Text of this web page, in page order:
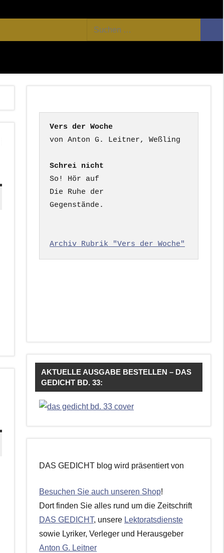
Suchen
nach:
Vers der Woche
Schrei nicht
So! Hör auf
Die Ruhe der
Gegenstände.
Archiv Rubrik "Vers der Woche"
AKTUELLE AUSGABE BESTELLEN – DAS
GEDICHT BD. 33:
DAS GEDICHT blog wird präsentiert von
Besuchen Sie auch unseren Shop!
Dort finden Sie alles rund um die Zeitschrift
DAS GEDICHT, unsere Lektoratsdienste
sowie Lyriker, Verleger und Herausgeber
Anton G. Leitner